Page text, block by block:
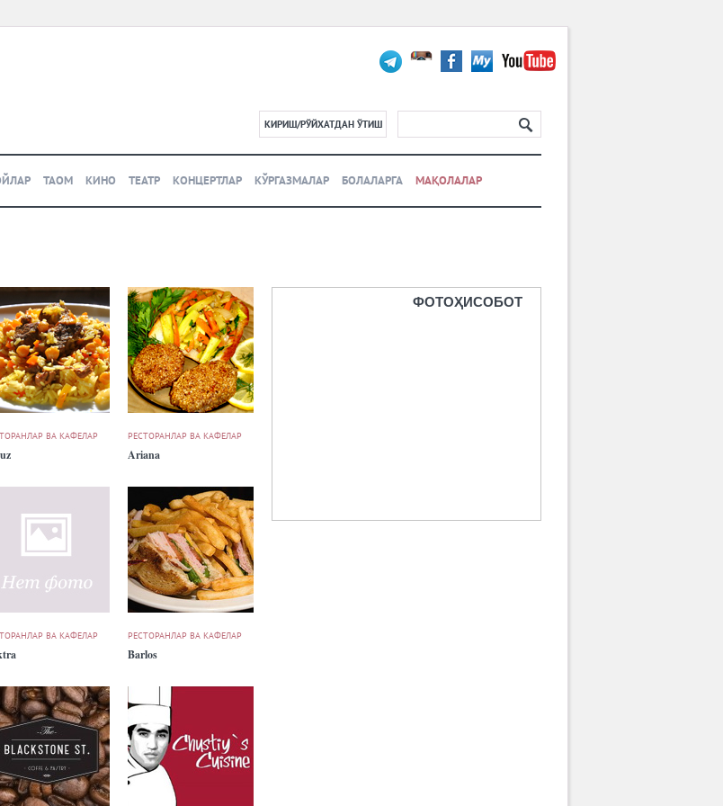
КИРИШ/РЎЙХАТДАН ЎТИШ
ТАОМ КИНО ТЕАТР КОНЦЕРТЛАР КЎРГАЗМАЛАР БОЛАЛАРГА МАҚОЛАЛАР
ВА КАФЕЛАР РЕСТОРАНЛАР ВА КАФЕЛАР
Ariana
ВА КАФЕЛАР РЕСТОРАНЛАР ВА КАФЕЛАР
Barlos
ФОТОҲИСОБОТ